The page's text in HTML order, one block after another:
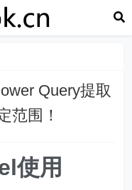
Query提取
范围！
使用